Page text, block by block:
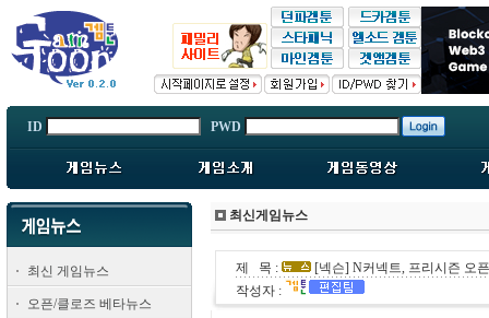
ID PWD
최신 게임뉴스
오픈/클로즈 베타뉴스
최신게임뉴스
제 목 :
[넥슨] N커넥트, 프리시즌 오
작성자 :